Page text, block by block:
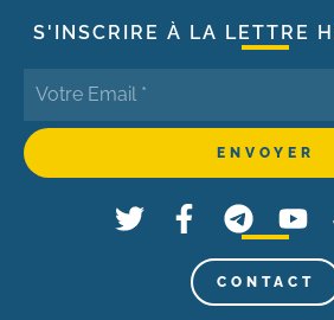
S'INSCRIRE À LA LETTRE
CONTACT